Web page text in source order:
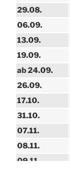
29.08.
06.09.
13.09.
19.09.
ab 24.09.
26.09.
17.10.
31.10.
07.11.
08.11.
09.11.